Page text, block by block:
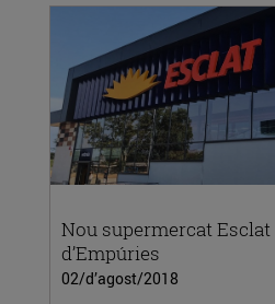
Nou supermercat Esclat
d’Empúries
02/d’agost/2018